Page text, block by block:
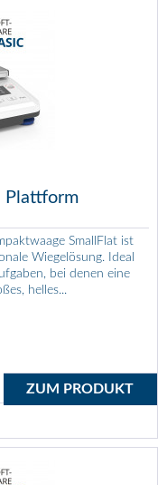
Plattform
SmallFlat ist
Wiegelösung. Ideal
bei denen eine
helles...
ZUM PRODUKT